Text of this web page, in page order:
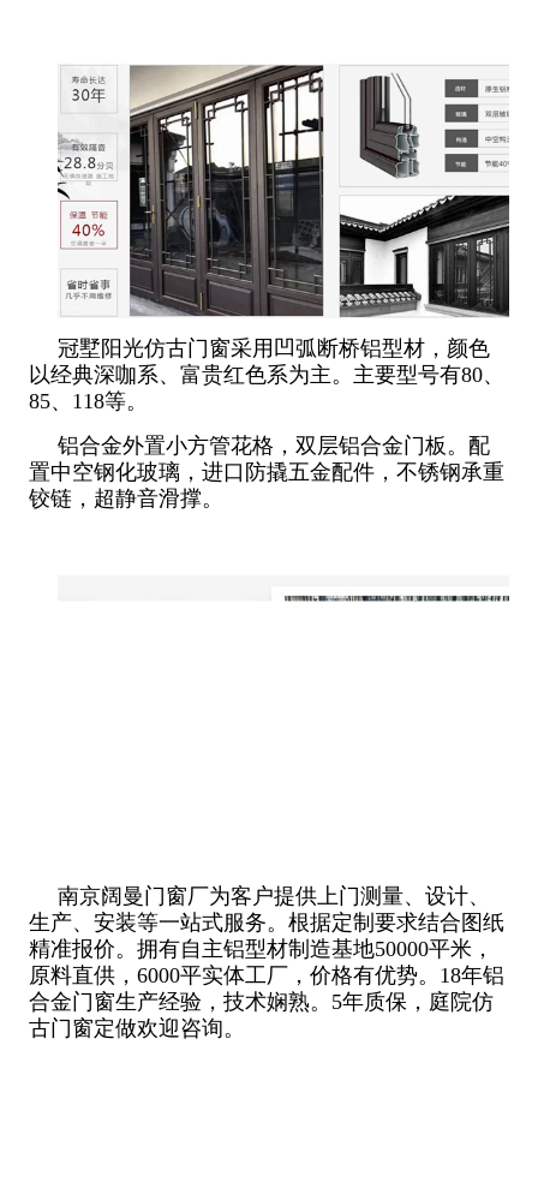
冠墅阳光仿古门窗采用凹弧断桥铝型材，颜色
以经典深咖系、富贵红色系为主。主要型号有80、
85、118等。
铝合金外置小方管花格，双层铝合金门板。配
置中空钢化玻璃，进口防撬五金配件，不锈钢承重
铰链，超静音滑撑。
南京阔曼门窗厂为客户提供上门测量、设计、
生产、安装等一站式服务。根据定制要求结合图纸
精准报价。拥有自主铝型材制造基地50000平米，
原料直供，6000平实体工厂，价格有优势。18年铝
合金门窗生产经验，技术娴熟。5年质保，庭院仿
古门窗定做欢迎咨询。